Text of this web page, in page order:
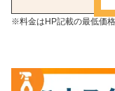
※料金はHP記載の最低価格